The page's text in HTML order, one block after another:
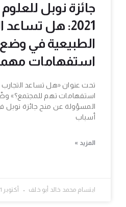
جائزة نوبل
2021: هل تساعد
الطبيعية في
استفهامات
تحت عنوان «هل تساعد التجارب
استفهامات تهم للمجتمع؟»
أسباب
المزيد »
ابتسام محمد خالد أبو خلف أكتوبر 11, 2021